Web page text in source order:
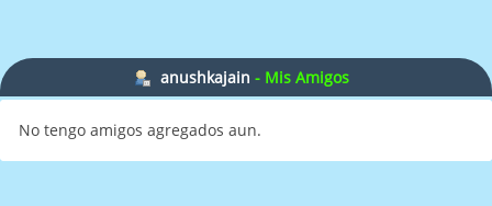
anushkajain - Mis Amigos
No tengo amigos agregados aun.